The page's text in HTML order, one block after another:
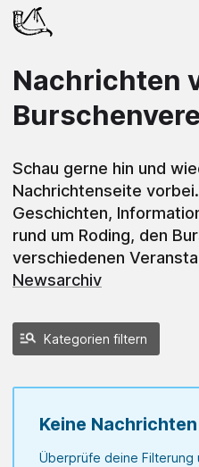
Nachrichten
Schau gerne hin und
Nachrichtenseite
Geschichten,
rund um Roding, den
verschiedenen
Newsarchiv
Kategorien filtern
Keine
Überprüfe deine Filterung